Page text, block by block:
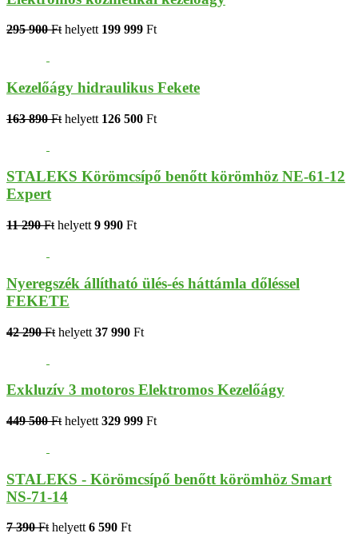
295 900 Ft helyett 199 999 Ft
Kezelőágy hidraulikus Fekete
163 890 Ft helyett 126 500 Ft
STALEKS Körömcsípő benőtt körömhöz NE-61-12
Expert
11 290 Ft helyett 9 990 Ft
Nyeregszék állítható ülés-és háttámla dőléssel
FEKETE
42 290 Ft helyett 37 990 Ft
Exkluzív 3 motoros Elektromos Kezelőágy
449 500 Ft helyett 329 999 Ft
STALEKS - Körömcsípő benőtt körömhöz Smart
NS-71-14
7 390 Fthelyett6 590 Ft